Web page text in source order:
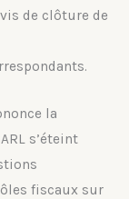
de clôture de
la
s’éteint
fiscaux sur